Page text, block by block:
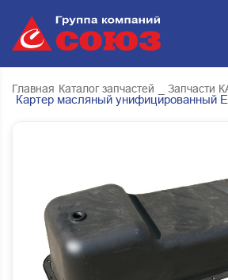
Главная Каталог запчастей _ Запчасти
Картер масляный унифицированный